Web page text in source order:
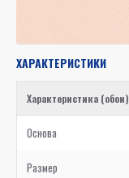
ХАРАКТЕРИСТИКИ
Характеристика (обои)
Основа
Размер